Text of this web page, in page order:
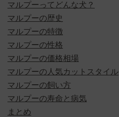
マルプーってどんな犬？
マルプーの歴史
マルプーの特徴
マルプーの性格
マルプーの価格相場
マルプーの人気カットスタイル
マルプーの飼い方
マルプーの寿命と病気
まとめ